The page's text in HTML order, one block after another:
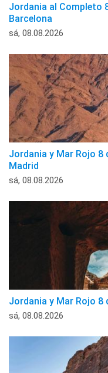
Jordania al Completo
Barcelona
sá, 08.08.2026
Jordania y Mar Rojo 8
Madrid
sá, 08.08.2026
Jordania y Mar Rojo 8
sá, 08.08.2026